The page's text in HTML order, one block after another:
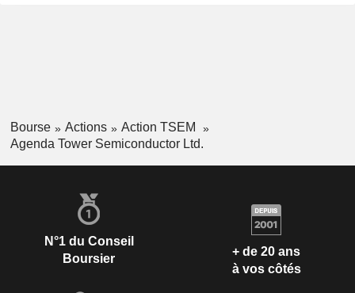
Bourse Actions
Action TSEM
Agenda Tower Semiconductor Ltd.
N°1 du Conseil
Boursier
+ de 20 ans
à vos côtés